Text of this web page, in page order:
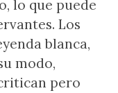
lo que puede
Los
blanca,
modo,
pero